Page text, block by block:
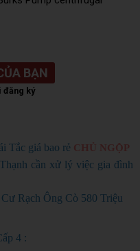
BẠN
đăng ký
Tắc giá bao rẻ CHỦ NGỘP
cần xử lý việc gia đình
Rạch Ông Cò 580 Triệu
4 :